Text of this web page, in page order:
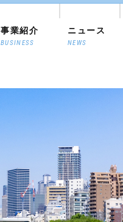
事業紹介
BUSINESS
ニュース
NEWS